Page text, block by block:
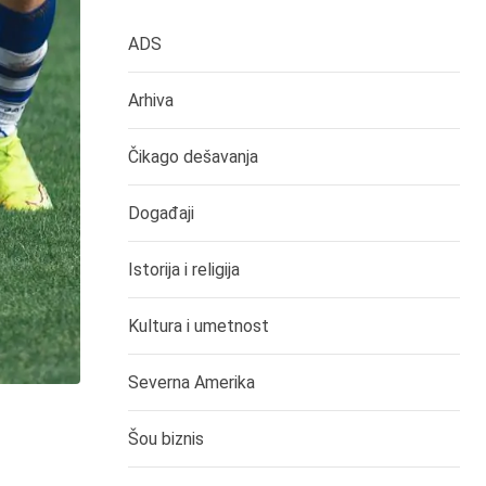
ADS
Arhiva
Čikago dešavanja
Događaji
Istorija i religija
Kultura i umetnost
Severna Amerika
Šou biznis